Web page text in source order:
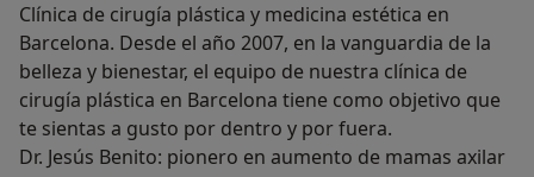
Clínica de cirugía plástica y medicina estética en
Barcelona. Desde el año 2007, en la vanguardia de la
belleza y bienestar, el equipo de nuestra clínica de
cirugía plástica en Barcelona tiene como objetivo que
te sientas a gusto por dentro y por fuera.
Dr. Jesús Benito: pionero en aumento de mamas axilar